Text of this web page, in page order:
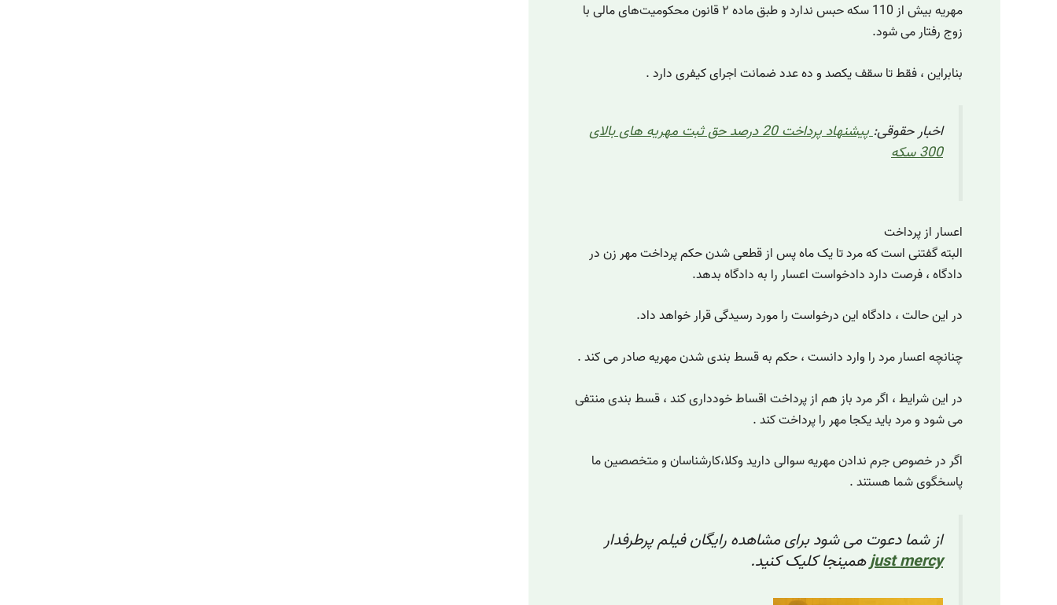
مهریه بیش از 110 سکه حبس ندارد و طبق ماده ۲ قانون محکومیت‌های مالی با
زوج رفتار می شود.
بنابراین ، فقط تا سقف یکصد و ده عدد ضمانت اجرای کیفری دارد .
اخبار حقوقی:
پیشنهاد پرداخت 20 درصد حق ثبت مهریه‌ های بالای
300 سکه
اعسار از پرداخت
البته گفتنی است که مرد تا یک ماه پس از قطعی شدن حکم پرداخت مهر زن در
دادگاه ، فرصت دارد دادخواست اعسار را به دادگاه بدهد.
در این حالت ، دادگاه این درخواست را مورد رسیدگی قرار خواهد داد.
چنانچه اعسار مرد را وارد دانست ، حکم به قسط بندی شدن مهریه صادر می کند .
در این شرایط ، اگر مرد باز هم از پرداخت اقساط خودداری کند ، قسط بندی منتفی
می شود و مرد باید یکجا مهر را پرداخت کند .
اگر در خصوص جرم ندادن مهریه سوالی دارید وکلا،کارشناسان و متخصصین ما
پاسخگوی شما هستند .
از شما دعوت می شود برای مشاهده رایگان فیلم پرطرفدار
just mercyهمینجا کلیک کنید.